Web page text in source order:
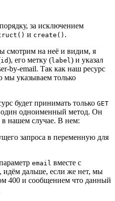
за исключением
и create() .
смотрим на неё и видим, я
id), его метку (label) и указал
by-email. Так как наш ресурс
мы указываем только
будет принимать только GET
один одноименный метод. Он
в нашем случае. В нем:
запроса в переменную для
email вместе с
идём дальше, если же нет, мы
400 и сообщением что данный